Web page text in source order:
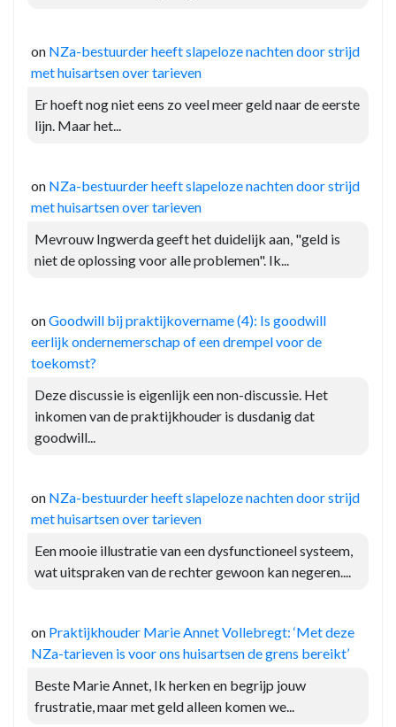
on NZa-bestuurder heeft slapeloze nachten door strijd
met huisartsen over tarieven
Er hoeft nog niet eens zo veel meer geld naar de eerste
lijn. Maar het...
on NZa-bestuurder heeft slapeloze nachten door strijd
met huisartsen over tarieven
Mevrouw Ingwerda geeft het duidelijk aan, "geld is
niet de oplossing voor alle problemen". Ik...
onGoodwill bij praktijkovername (4): Is goodwill
eerlijk ondernemerschap of een drempel voor de
toekomst?
Deze discussie is eigenlijk een non-discussie. Het
inkomen van de praktijkhouder is dusdanig dat
goodwill...
on NZa-bestuurder heeft slapeloze nachten door strijd
met huisartsen over tarieven
Een mooie illustratie van een dysfunctioneel systeem,
wat uitspraken van de rechter gewoon kan negeren....
on Praktijkhouder Marie Annet Vollebregt: ‘Met deze
NZa-tarieven is voor ons huisartsen de grens bereikt’
Beste Marie Annet, Ik herken en begrijp jouw
frustratie, maar met geld alleen komen we...